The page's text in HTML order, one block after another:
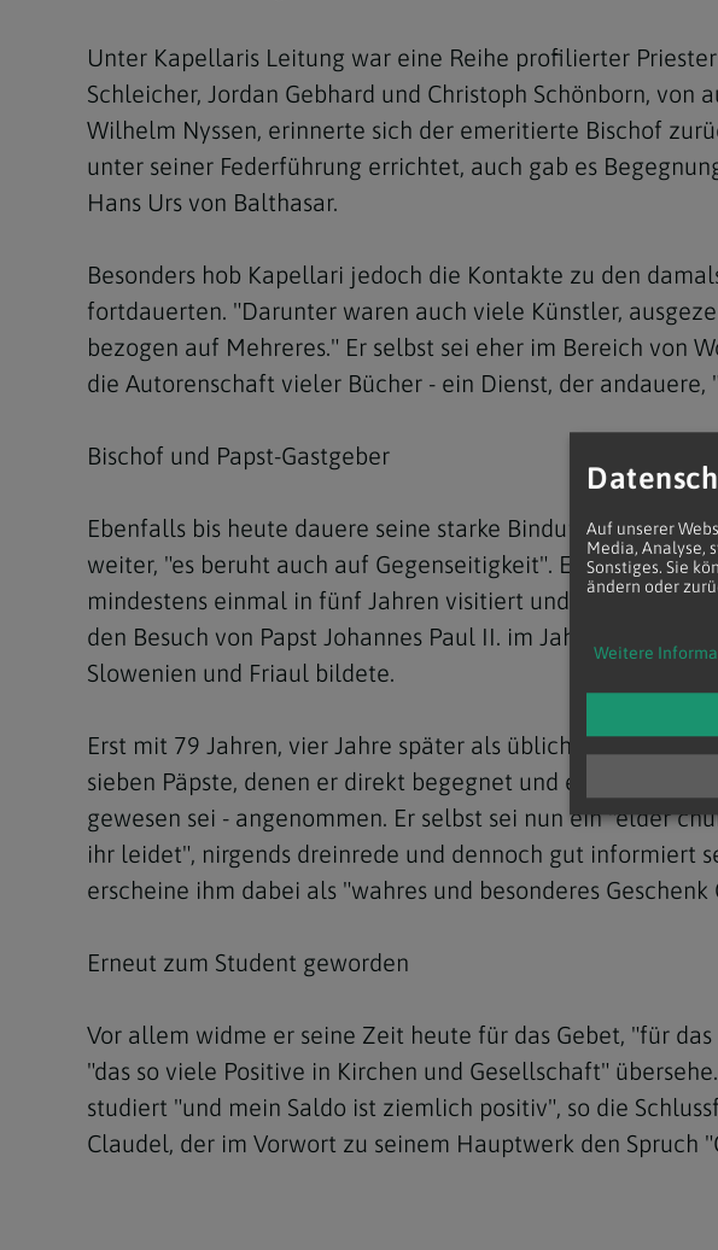
Unter Kapellaris Leitung war eine Reihe profilierter
Schleicher, Jordan Gebhard und Christoph Schönborn,
Wilhelm Nyssen, erinnerte sich der emeritierte Bischof
unter seiner Federführung errichtet, auch gab es
Hans Urs von Balthasar.
Besonders hob Kapellari jedoch die Kontakte zu den
fortdauerten. "Darunter waren auch viele Künstler,
bezogen auf Mehreres." Er selbst sei eher im Bereich von
die Autorenschaft vieler Bücher - ein Dienst, der
Bischof und Papst-Gastgeber
Ebenfalls bis heute dauere seine starke Bindung an
weiter, "es beruht auch auf Gegenseitigkeit". Er habe in
mindestens einmal in fünf Jahren visitiert und die meisten
den Besuch von Papst Johannes Paul II. im Jahr 1988 in
Slowenien und Friaul bildete.
Erst mit 79 Jahren, vier Jahre später als üblich, wurde
sieben Päpste, denen er direkt begegnet und einer, der
gewesen sei - angenommen. Er selbst sei nun ein "elder
ihr leidet", nirgends dreinrede und dennoch gut informiert
erscheine ihm dabei als "wahres und besonderes Geschenk
Erneut zum Student geworden
Vor allem widme er seine Zeit heute für das Gebet, "für
"das so viele Positive in Kirchen und Gesellschaft"
studiert "und mein Saldo ist ziemlich positiv", so die
Claudel, der im Vorwort zu seinem Hauptwerk den
Auf unserer
Media, Analyse,
Sonstiges. Sie
ändern oder
Weitere